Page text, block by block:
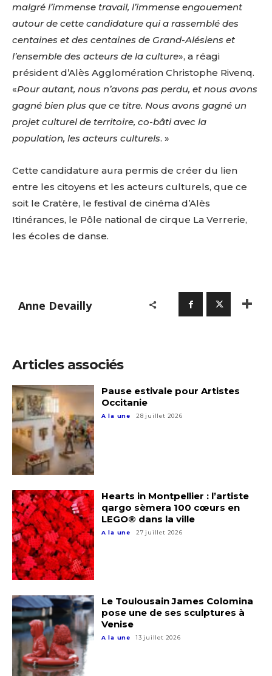
malgré l’immense travail, l’immense engouement
autour de cette candidature qui a rassemblé des
centaines et des centaines de Grand-Alésiens et
l’ensemble des acteurs de la culture», a réagi
président d’Alès Agglomération Christophe Rivenq.
«Pour autant, nous n’avons pas perdu, et nous avons
gagné bien plus que ce titre. Nous avons gagné un
projet culturel de territoire, co-bâti avec la
population, les acteurs culturels. »
Cette candidature aura permis de créer du lien
entre les citoyens et les acteurs culturels, que ce
soit le Cratère, le festival de cinéma d’Alès
Itinérances, le Pôle national de cirque La Verrerie,
les écoles de danse.
Anne Devailly
Articles associés
Pause estivale pour Artistes
Occitanie
A la une 28 juillet 2026
Hearts in Montpellier : l’artiste
qargo sèmera 100 cœurs en
LEGO® dans la ville
A la une 27 juillet 2026
Le Toulousain James Colomina
pose une de ses sculptures à
Venise
A la une 13 juillet 2026